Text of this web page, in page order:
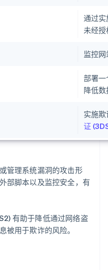
通过
未经
监控
部署
降低
实施
证
管理系统漏洞的攻击形
部脚本以及监控安全，有
有助于降低通过网络盗
被用于欺诈的风险。